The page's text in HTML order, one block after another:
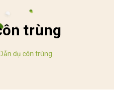
trùng
Dẫn dụ côn trùng